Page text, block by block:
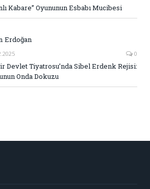
Kabare” Oyununun Esbabı Mucibesi
Erdoğan
0
Devlet Tiyatrosu’nda Sibel Erdenk Rejisi:
Onda Dokuzu